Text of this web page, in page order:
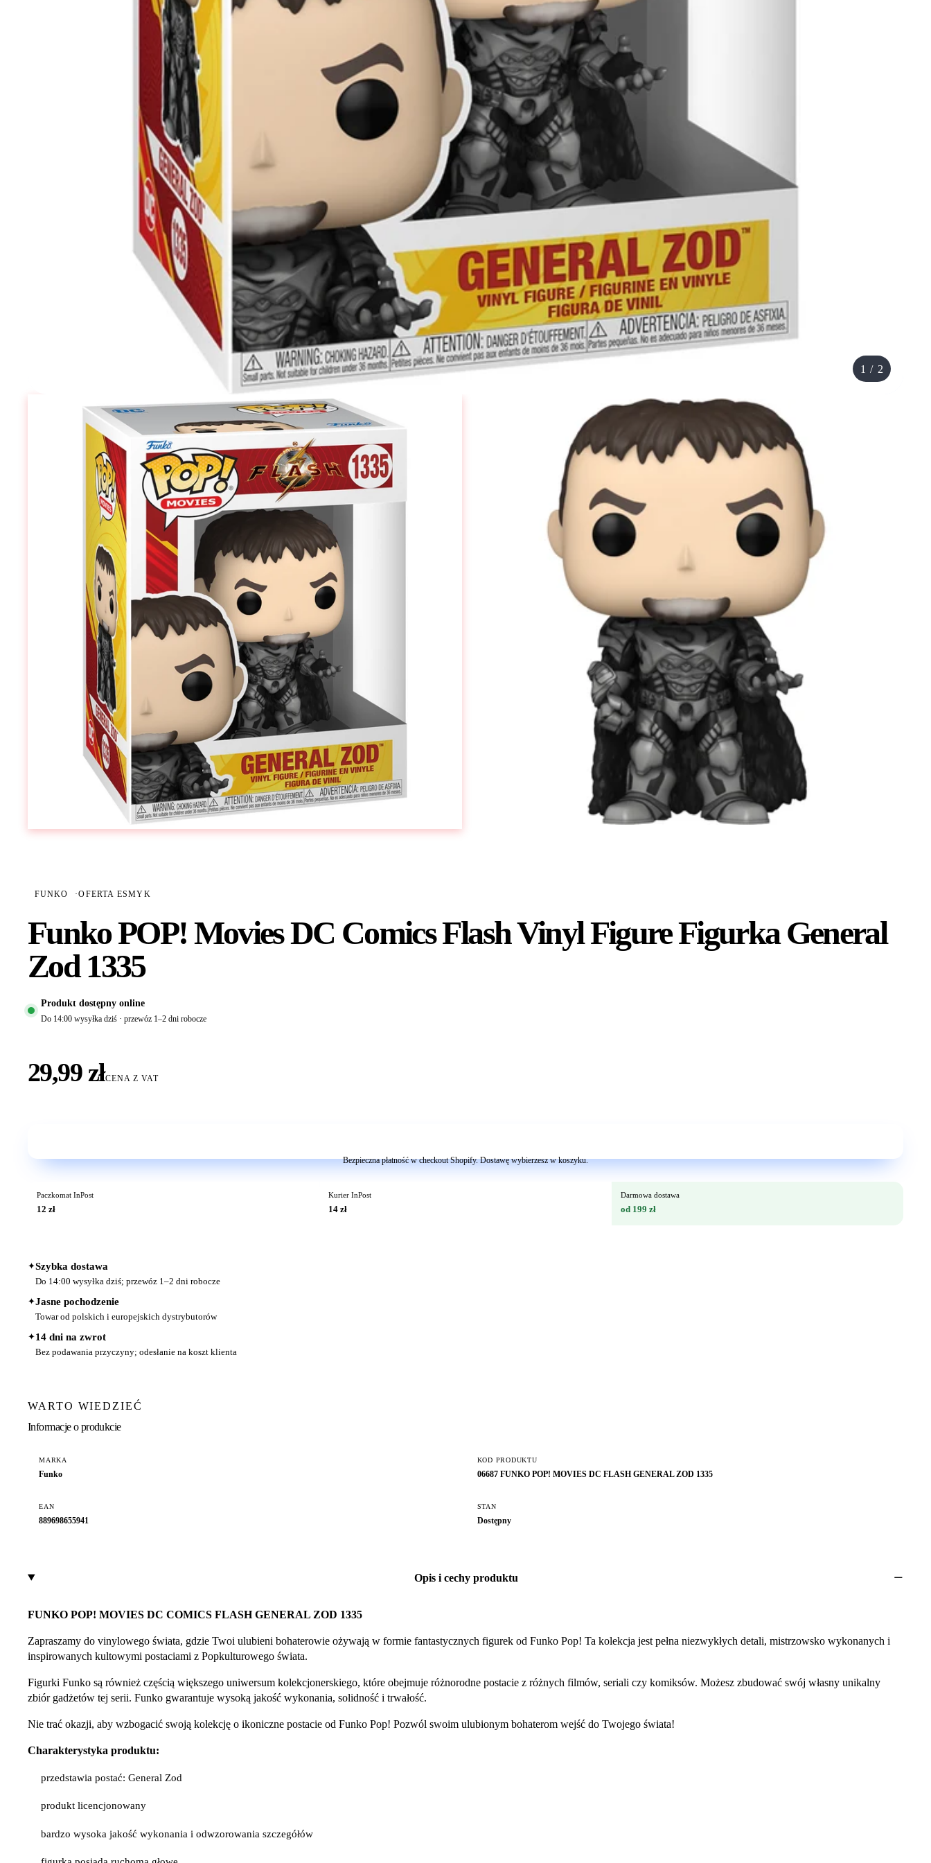
1 / 2
FUNKO ·OFERTA ESMYK
Funko POP! Movies DC Comics Flash Vinyl Figure Figurka General
Zod 1335
Produkt dostępny online
Do 14:00 wysyłka dziś · przewóz 1–2 dni robocze
29,99 złCENA Z VAT
Bezpieczna płatność w checkout Shopify. Dostawę wybierzesz w koszyku.
Paczkomat InPost
12 zł
Kurier InPost
14 zł
Darmowa dostawa
od 199 zł
✦Szybka dostawa
Do 14:00 wysyłka dziś; przewóz 1–2 dni robocze
✦Jasne pochodzenie
Towar od polskich i europejskich dystrybutorów
✦14 dni na zwrot
Bez podawania przyczyny; odesłanie na koszt klienta
WARTO WIEDZIEĆ
Informacje o produkcie
MARKA
Funko
KOD PRODUKTU
06687 FUNKO POP! MOVIES DC FLASH GENERAL ZOD 1335
EAN
889698655941
STAN
Dostępny
Opis i cechy produktu
FUNKO POP! MOVIES DC COMICS FLASH GENERAL ZOD 1335
Zapraszamy do vinylowego świata, gdzie Twoi ulubieni bohaterowie ożywają w formie fantastycznych figurek od Funko Pop! Ta kolekcja jest pełna niezwykłych detali, mistrzowsko wykonanych i
inspirowanych kultowymi postaciami z Popkulturowego świata.
Figurki Funko są również częścią większego uniwersum kolekcjonerskiego, które obejmuje różnorodne postacie z różnych filmów, seriali czy komiksów. Możesz zbudować swój własny unikalny
zbiór gadżetów tej serii. Funko gwarantuje wysoką jakość wykonania, solidność i trwałość.
Nie trać okazji, aby wzbogacić swoją kolekcję o ikoniczne postacie od Funko Pop! Pozwól swoim ulubionym bohaterom wejść do Twojego świata!
Charakterystyka produktu:
przedstawia postać: General Zod
produkt licencjonowany
bardzo wysoka jakość wykonania i odwzorowania szczegółów